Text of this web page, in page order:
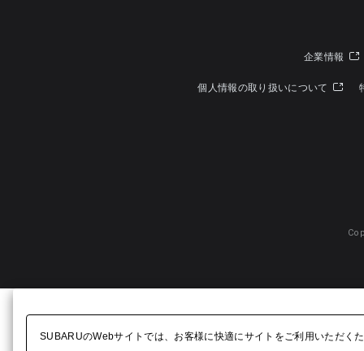
企業情報
個人情報の取り扱いについて
SUBARUのWebサイトでは、お客様に快適にサイトをご利用いただく